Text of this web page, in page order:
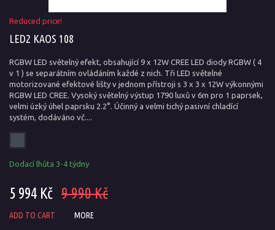
Reduced price!
LED2 KAOS 108
RGBW LED světelný efekt, obsahující 9 x 12W CREE LED diody RGBW ( 4
v 1 ) se separátním ovládáním každé z nich. Tři LED světelné
motorizované efektové lišty v jednom přístroji s 3 x 3 x 12W výkonnými
RGBW LED CREE. Vysoký světelný výstup 1790 luxů v 6m pro 1 paprsek,
velmi úzký úhel paprsku 2.2°. Účinný a velmi tichý pasivní chladící
systém, dodáváno vč....
Dodací lhůta 3-4 týdny
5 994 Kč 9 990 Kč
ADD TO CART MORE